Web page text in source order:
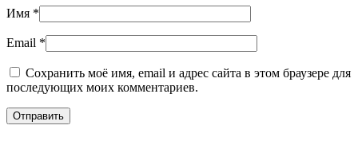
Имя *
Email *
Сохранить моё имя, email и адрес сайта в этом браузере для
последующих моих комментариев.